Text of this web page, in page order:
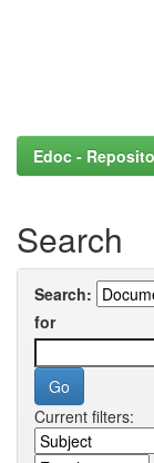
Edoc -
Search
Search:
for
Current filters: